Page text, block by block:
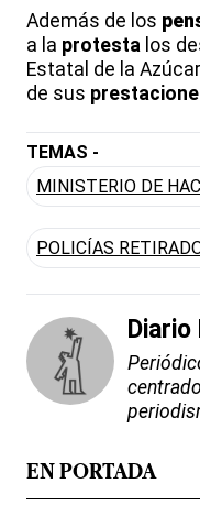
Además de los
a la protesta los
Estatal de la
de sus
TEMAS -
MINISTERIO DE
POLICÍAS
Diario
EN PORTADA